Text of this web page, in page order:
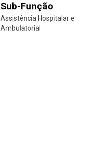
Sub-Função
Assistência Hospitalar e
Ambulatorial